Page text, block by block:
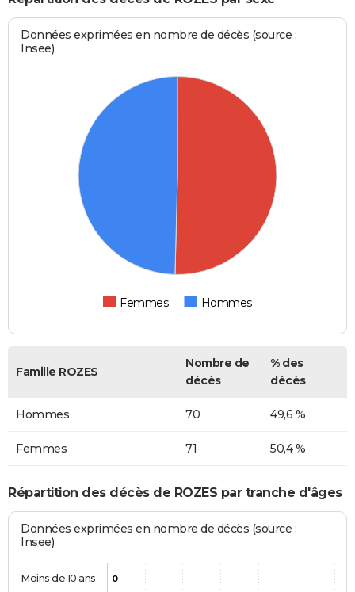
Données exprimées en nombre de décès (source :
Insee)
Femmes Hommes
Famille ROZES
Nombre de
décès
% des
décès
Hommes 70 49,6 %
Femmes 71 50,4 %
Répartition des décès de ROZES par tranche d'âges
Données exprimées en nombre de décès (source :
Insee)
0
Moins de 10 ans